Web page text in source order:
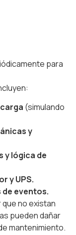
para
(simulando
y
y lógica de
y UPS.
de eventos.
no existan
pueden dañar
mantenimiento.